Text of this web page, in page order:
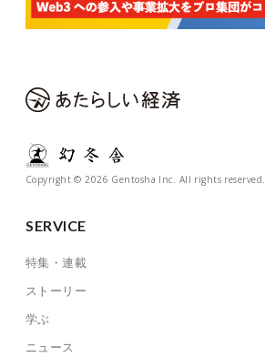
Copyright © 2026 Gentosha Inc. All rights reserved.
SERVICE
特集・連載
ストーリー
学ぶ
ニュース